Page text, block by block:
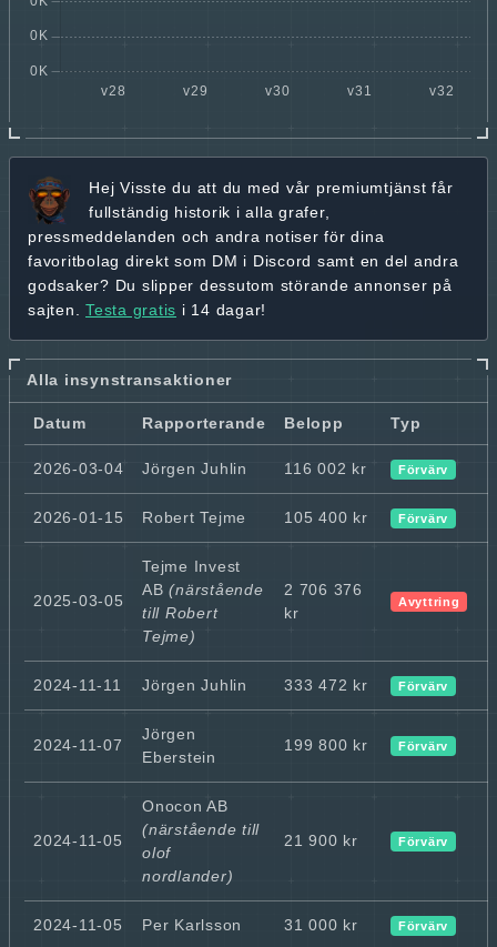
Hej Visste du att du med vår premiumtjänst får
fullständig historik i alla grafer,
pressmeddelanden och andra notiser för dina
favoritbolag direkt som DM i Discord samt en del andra
godsaker? Du slipper dessutom störande annonser på
sajten. Testa gratis i 14 dagar!
Alla insynstransaktioner
Datum Rapporterande Belopp Typ
2026-03-04 Jörgen Juhlin 116 002 kr Förvärv
2026-01-15 Robert Tejme 105 400 kr Förvärv
2025-03-05
Tejme Invest
AB (närstående
till Robert
Tejme)
2 706 376
kr
Avyttring
2024-11-11 Jörgen Juhlin 333 472 kr Förvärv
2024-11-07
Jörgen
Eberstein
199 800 kr Förvärv
2024-11-05
Onocon AB
(närstående till
olof
nordlander)
21 900 kr Förvärv
2024-11-05 Per Karlsson 31 000 kr Förvärv